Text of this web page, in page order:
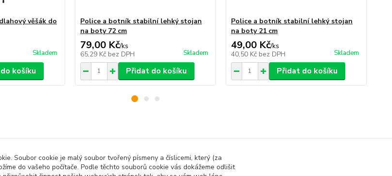
věšák do
Skladem
košíku
Police a botník stabilní lehký stojan
na boty 72 cm
79,00 Kč/ks
65,29 Kč bez DPH Skladem
Přidat do košíku
Police a botník stabilní lehký stojan
na boty 21 cm
49,00 Kč/ks
40,50 Kč bez DPH Skladem
Přidat do košíku
kategoriích
Soubor cookie je malý soubor tvořený písmeny a číslicemi, který (za
do vašeho počítače. Podle těchto souborů cookie vás dokážeme odlišit